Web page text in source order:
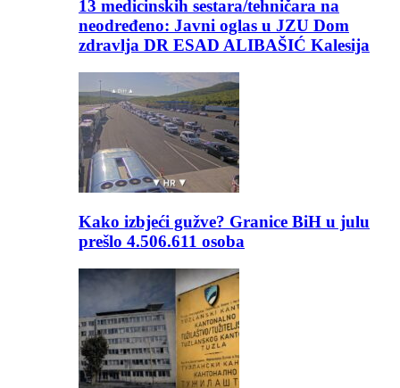
13 medicinskih sestara/tehničara na
neodređeno: Javni oglas u JZU Dom
zdravlja DR ESAD ALIBAŠIĆ Kalesija
Kako izbjeći gužve? Granice BiH u julu
prešlo 4.506.611 osoba